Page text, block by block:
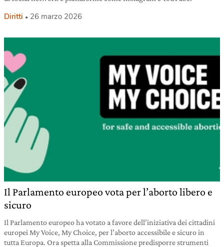
Diritti 26 marzo 2026
Il Parlamento europeo vota per l’aborto libero e
sicuro
Il Parlamento europeo ha votato a favore dell’iniziativa dei cittadini
europei My Voice, My Choice, per l’aborto accessibile e sicuro in
tutta Europa. Ora spetta alla Commissione predisporre strumenti